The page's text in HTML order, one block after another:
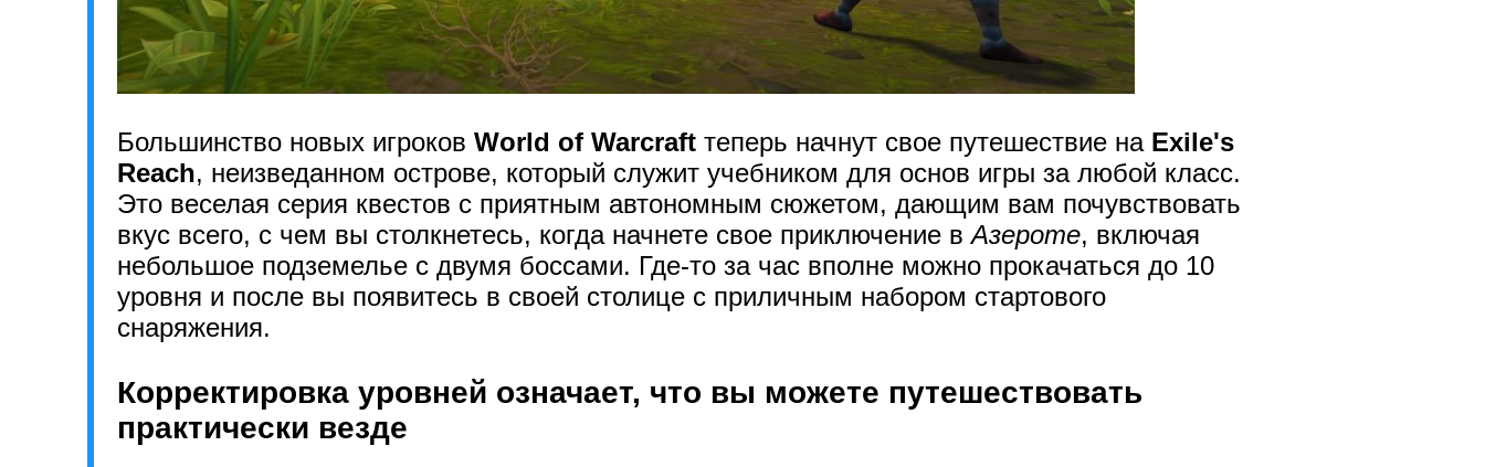
Большинство новых игроков World of Warcraft теперь начнут свое путешествие на Exile's
Reach, неизведанном острове, который служит учебником для основ игры за любой класс.
Это веселая серия квестов с приятным автономным сюжетом, дающим вам почувствовать
вкус всего, с чем вы столкнетесь, когда начнете свое приключение вАзероте, включая
небольшое подземелье с двумя боссами. Где-то за час вполне можно прокачаться до 10
уровня и после вы появитесь в своей столице с приличным набором стартового
снаряжения.
Корректировка уровней означает, что вы можете путешествовать
практически везде